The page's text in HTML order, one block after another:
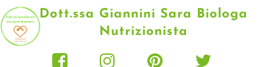
Dott.ssa Giannini Sara Biologa
Nutrizionista